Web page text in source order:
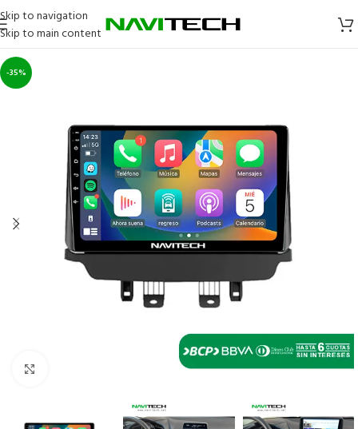
Skip to navigation
Skip to main content
-35%